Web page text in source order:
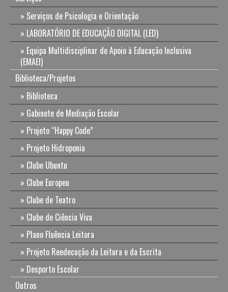
Serviços de Psicologia e Orientação
LABORATÓRIO DE EDUCAÇÃO DIGITAL (LED)
Equipa Multidisciplinar de Apoio à Educação Inclusiva
(EMAEI)
Biblioteca/Projetos
Biblioteca
Gabinete de Mediação Escolar
Projeto “Happy Code”
Projeto Hidroponia
Clube Ubuntu
Clube Europeu
Clube de Teatro
Clube de Ciência Viva
Plano Fluência Leitora
Projeto Reedecução da Leitura e da Escrita
Desporto Escolar
Outros